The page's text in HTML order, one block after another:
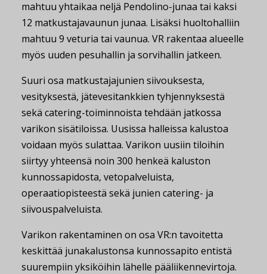
mahtuu yhtaikaa neljä Pendolino-junaa tai kaksi
12 matkustajavaunun junaa. Lisäksi huoltohalliin
mahtuu 9 veturia tai vaunua. VR rakentaa alueelle
myös uuden pesuhallin ja sorvihallin jatkeen.
Suuri osa matkustajajunien siivouksesta,
vesityksestä, jätevesitankkien tyhjennyksestä
sekä catering-toiminnoista tehdään jatkossa
varikon sisätiloissa. Uusissa halleissa kalustoa
voidaan myös sulattaa. Varikon uusiin tiloihin
siirtyy yhteensä noin 300 henkeä kaluston
kunnossapidosta, vetopalveluista,
operaatiopisteestä sekä junien catering- ja
siivouspalveluista.
Varikon rakentaminen on osa VR:n tavoitetta
keskittää junakalustonsa kunnossapito entistä
suurempiin yksiköihin lähelle pääliikennevirtoja.